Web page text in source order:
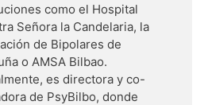
como el Hospital
Señora la Candelaria, la
de Bipolares de
o AMSA Bilbao.
es directora y co-
de PsyBilbo, donde